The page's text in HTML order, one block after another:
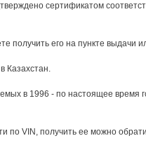
сертификатом
его на пункте выдачи
Казахстан.
в 1996 - по настоящее время
по VIN, получить ее можно